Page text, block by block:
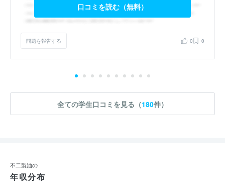
口コミを読む（無料）
問題を報告する 0 0
全ての学生口コミを見る（180件）
不二製油の
年収分布